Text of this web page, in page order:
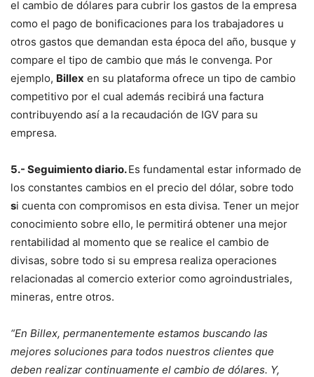
el cambio de dólares para cubrir los gastos de la empresa
como el pago de bonificaciones para los trabajadores u
otros gastos que demandan esta época del año, busque y
compare el tipo de cambio que más le convenga. Por
ejemplo, Billex en su plataforma ofrece un tipo de cambio
competitivo por el cual además recibirá una factura
contribuyendo así a la recaudación de IGV para su
empresa.
5.- Seguimiento diario.Es fundamental estar informado de
los constantes cambios en el precio del dólar, sobre todo
si cuenta con compromisos en esta divisa. Tener un mejor
conocimiento sobre ello, le permitirá obtener una mejor
rentabilidad al momento que se realice el cambio de
divisas, sobre todo si su empresa realiza operaciones
relacionadas al comercio exterior como agroindustriales,
mineras, entre otros.
“En Billex, permanentemente estamos buscando las
mejores soluciones para todos nuestros clientes que
deben realizar continuamente el cambio de dólares. Y,